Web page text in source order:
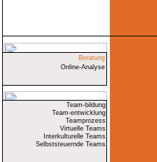
Beratung
Online-Analyse
Team-bildung
Team-entwicklung
Teamprozess
Virtuelle Teams
Interkulturelle Teams
Selbststeuernde Teams